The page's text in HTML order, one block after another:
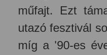
műfajt. Ezt
utazó fesztivál
míg a '90-es